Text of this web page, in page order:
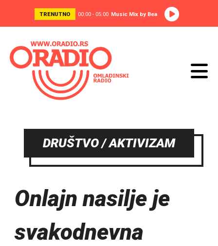
TRENUTNO 00:00 - 05:00 Music Mix by Bea
DRUŠTVO / AKTIVIZAM
Onlajn nasilje je
svakodnevna